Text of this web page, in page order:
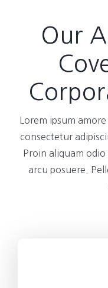
Our
Lorem ipsum
consectetur
Proin aliquam
arcu posuere.